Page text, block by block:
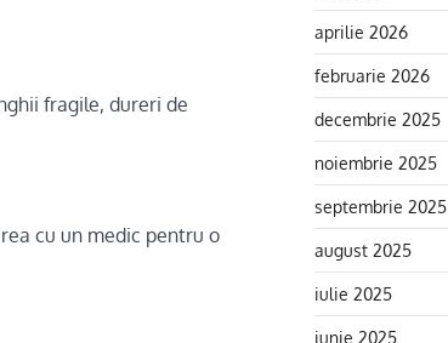
fragile, dureri de
cu un medic pentru o
aprilie 2026
februarie 2026
decembrie 2025
noiembrie 2025
septembrie 2025
august 2025
iulie 2025
iunie 2025